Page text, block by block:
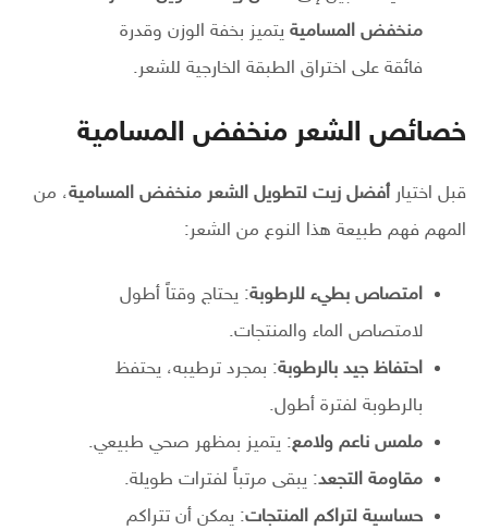
منخفض المسامية يتميز بخفة الوزن وقدرة
فائقة على اختراق الطبقة الخارجية للشعر.
خصائص الشعر منخفض المسامية
قبل اختيار أفضل زيت لتطويل الشعر منخفض المسامية، من
المهم فهم طبيعة هذا النوع من الشعر:
امتصاص بطيء للرطوبة: يحتاج وقتاً أطول
لامتصاص الماء والمنتجات.
احتفاظ جيد بالرطوبة: بمجرد ترطيبه، يحتفظ
بالرطوبة لفترة أطول.
ملمس ناعم ولامع: يتميز بمظهر صحي طبيعي.
مقاومة التجعد: يبقى مرتباً لفترات طويلة.
حساسية لتراكم المنتجات: يمكن أن تتراكم